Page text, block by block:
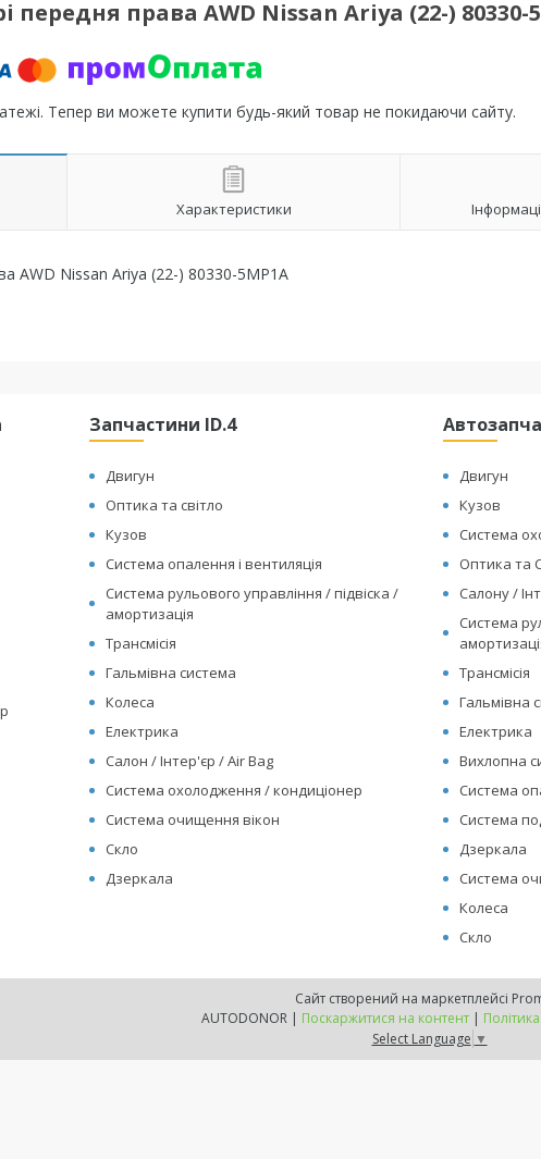
права AWD Nissan Ariya (22-) 80330-
Тепер ви можете купити будь-який товар не покидаючи сайту.
Характеристики
AWD Nissan Ariya (22-) 80330-5MP1A
Запчастини ID.4
Двигун
Оптика та світло
Кузов
Система опалення і вентиляція
Система рульового управління / підвіска /
амортизація
Трансмісія
Гальмівна система
Колеса
Електрика
Салон / Інтер'єр / Air Bag
Система охолодження / кондиціонер
Система очищення вікон
Скло
Дзеркала
Двигун
Кузов
Система
Оптика та
Салону /
Система
Трансмісія
Гальмівна
Електрика
Вихлопна
Система
Система
Дзеркала
Система
Колеса
Скло
Сайт створений на маркетплейсі
AUTODONOR | Поскаржитися на контент |
Select Language ▼